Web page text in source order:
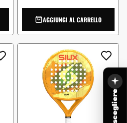
AGGIUNGI AL CARRELLO